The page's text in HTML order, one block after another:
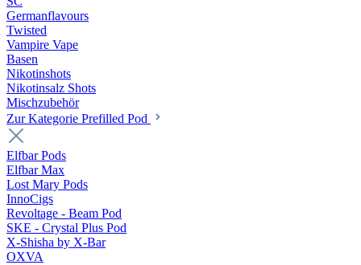
Germanflavours
Twisted
Vampire Vape
Basen
Nikotinshots
Nikotinsalz Shots
Mischzubehör
Zur Kategorie Prefilled Pod
Elfbar Pods
Elfbar Max
Lost Mary Pods
InnoCigs
Revoltage - Beam Pod
SKE - Crystal Plus Pod
X-Shisha by X-Bar
OXVA